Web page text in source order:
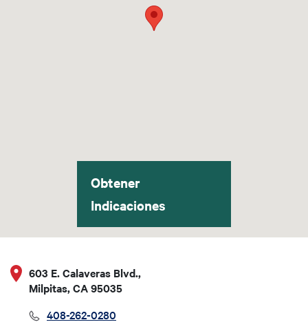
Obtener
Indicaciones
603 E. Calaveras Blvd.,
Milpitas, CA 95035
408-262-0280